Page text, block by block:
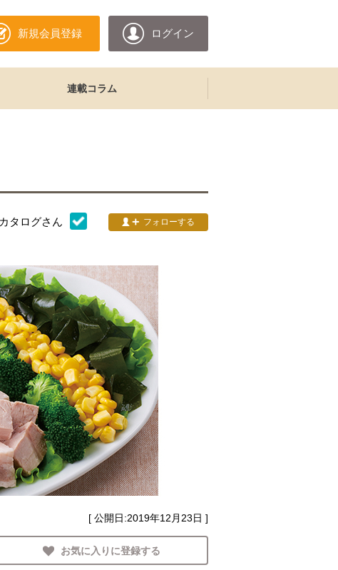
新規会員登録 ログイン
連載コラム
タログさん フォローする
[ 公開日:2019年12月23日 ]
お気に入りに登録する